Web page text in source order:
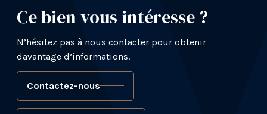
Ce bien vous intéresse ?
N’hésitez pas à nous contacter pour obtenir
davantage d’informations.
Contactez-nous